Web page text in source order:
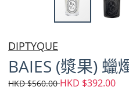
DIPTYQUE
BAIES (漿果) 蠟
HKD $560.00HKD $392.00